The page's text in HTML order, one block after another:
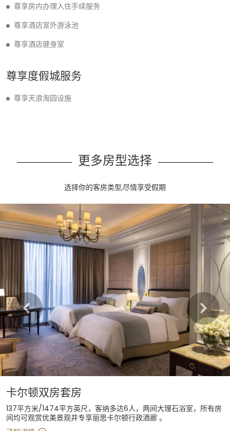
尊享房内办理入住手续服务
尊享酒店室外游泳池
尊享酒店健身室
尊享度假城服务
尊享天浪淘园设施
更多房型选择
选择你的客房类型,尽情享受假期
Learn more
卡尔顿双房套房
137平方米/1474平方英尺，客纳多达6人，两间大理石浴室，所有房
间均可观赏优美景观并专享丽思卡尔顿行政酒廊 。